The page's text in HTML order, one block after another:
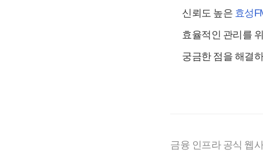
신뢰도 높은 효성
효율적인 관리를
궁금한 점을 해결
금융 인프라 공식 웹